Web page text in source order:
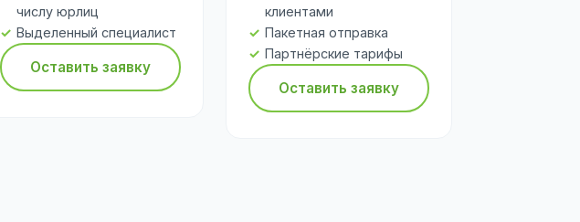
числу юрлиц
Выделенный специалист
Оставить заявку
клиентами
Пакетная отправка
Партнёрские тарифы
Оставить заявку